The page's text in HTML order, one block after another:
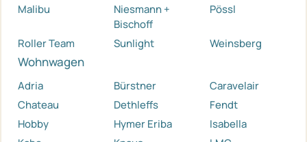
Malibu
Niesmann +
Bischoff
Pössl
Roller Team Sunlight Weinsberg
Wohnwagen
Adria Bürstner
Caravelair
Chateau
Dethleffs
Fendt
Hobby
Hymer Eriba
Isabella